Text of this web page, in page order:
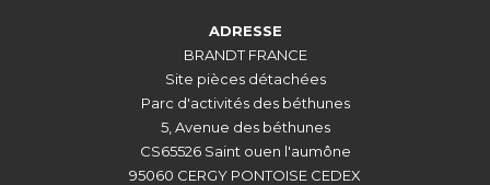
ADRESSE
BRANDT FRANCE
Site pièces détachées
Parc d'activités des béthunes
5, Avenue des béthunes
CS65526 Saint ouen l'aumône
95060 CERGY PONTOISE CEDEX